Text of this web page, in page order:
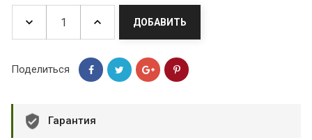
ДОБАВИТЬ
Поделиться
Гарантия